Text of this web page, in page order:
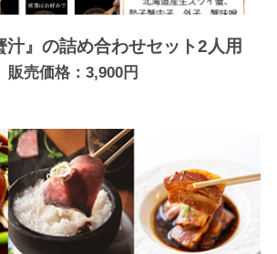
汁』の詰め合わせセット2人用
販売価格：3,900円